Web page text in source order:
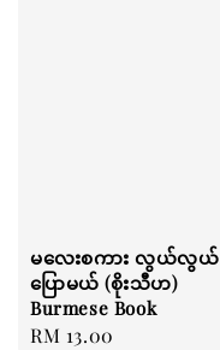
မလေးစကား လွယ်လွယ်
ပြောမယ် (စိုးသီဟ)
Burmese Book
Regular
RM 13.00